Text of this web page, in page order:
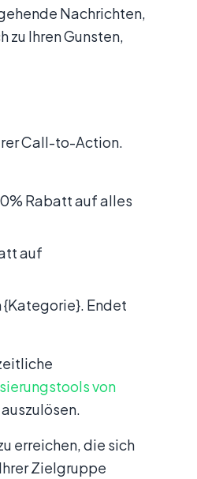
Nachrichten,
Ihren Gunsten,
Call-to-Action.
Rabatt auf alles
auf
{Kategorie}. Endet
von
erreichen, die sich
Zielgruppe